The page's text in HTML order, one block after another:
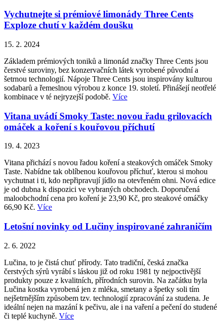
Vychutnejte si prémiové limonády Three Cents
Exploze chutí v každém doušku
15. 2. 2024
Základem prémiových toniků a limonád značky Three Cents jsou
čerstvé suroviny, bez konzervačních látek vyrobené původní a
šetrnou technologií. Nápoje Three Cents jsou inspirovány kulturou
sodabarů a řemeslnou výrobou z konce 19. století. Přinášejí neotřelé
kombinace v té nejryzejší podobě. Více
Vitana uvádí Smoky Taste: novou řadu grilovacích
omáček a koření s kouřovou příchutí
19. 4. 2023
Vitana přichází s novou řadou koření a steakových omáček Smoky
Taste. Nabídne tak oblíbenou kouřovou příchuť, kterou si mohou
vychutnat i ti, kdo nepřipravují jídlo na otevřeném ohni. Nová edice
je od dubna k dispozici ve vybraných obchodech. Doporučená
maloobchodní cena pro koření je 23,90 Kč, pro steakové omáčky
66,90 Kč. Více
Letošní novinky od Lučiny inspirované zahraničím
2. 6. 2022
Lučina, to je čistá chuť přírody. Tato tradiční, česká značka
čerstvých sýrů vyrábí s láskou již od roku 1981 ty nejpoctivější
produkty pouze z kvalitních, přírodních surovin. Na začátku byla
Lučina kostka vyrobená jen z mléka, smetany a špetky soli tím
nejšetrnějším způsobem tzv. technologií zpracování za studena. Je
ideální nejen na mazání k pečivu, ale i na vaření a pečení do studené
či teplé kuchyně. Více